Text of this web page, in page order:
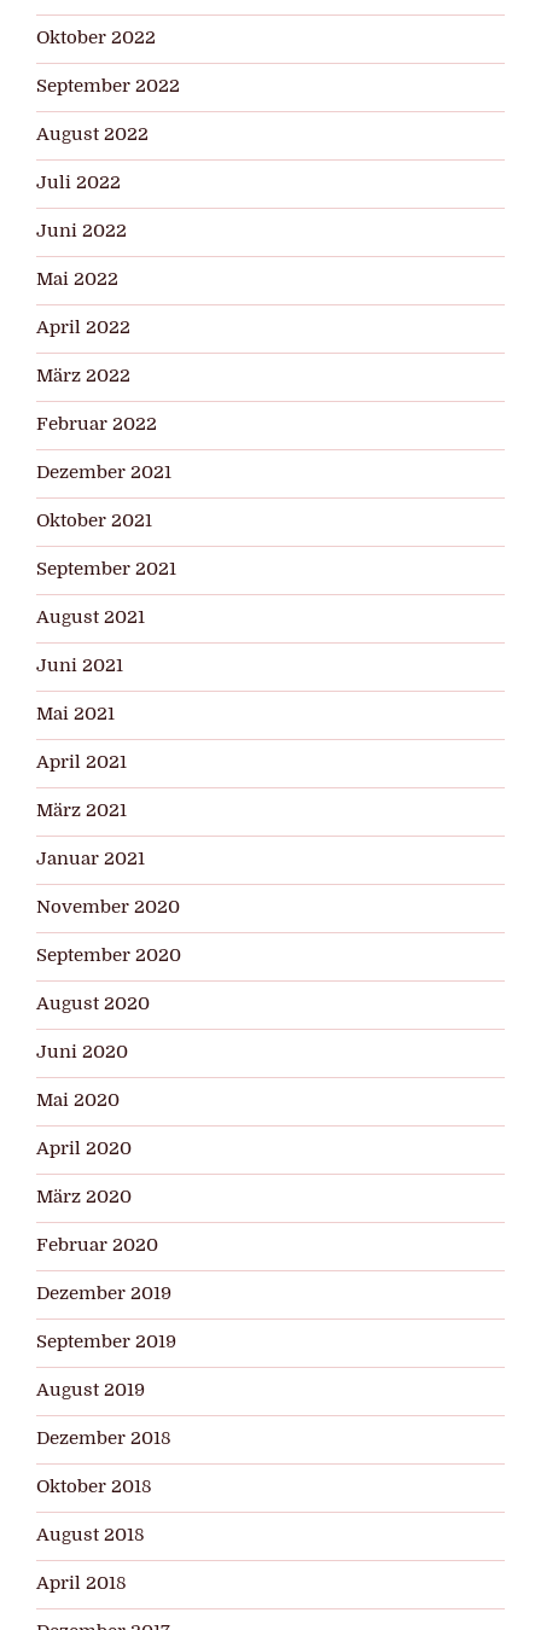
Oktober 2022
September 2022
August 2022
Juli 2022
Juni 2022
Mai 2022
April 2022
März 2022
Februar 2022
Dezember 2021
Oktober 2021
September 2021
August 2021
Juni 2021
Mai 2021
April 2021
März 2021
Januar 2021
November 2020
September 2020
August 2020
Juni 2020
Mai 2020
April 2020
März 2020
Februar 2020
Dezember 2019
September 2019
August 2019
Dezember 2018
Oktober 2018
August 2018
April 2018